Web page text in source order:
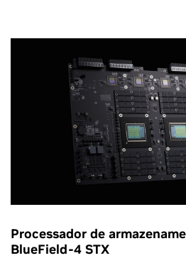
Processador de
BlueField-4 STX